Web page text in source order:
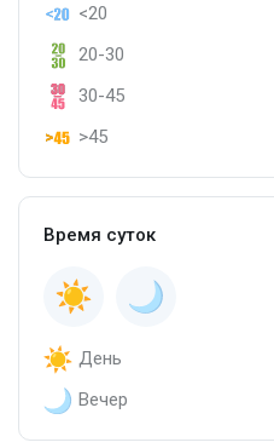
<20
20-30
30-45
>45
Время суток
День
Вечер